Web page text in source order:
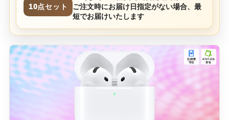
10点セット
ご注文時にお届け日指定がない場合、最
短でお届けいたします